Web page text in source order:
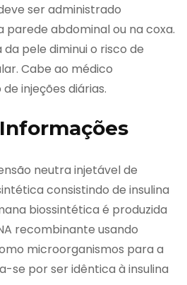
ser administrado
abdominal ou na coxa.
pele diminui o risco de
Cabe ao médico
injeções diárias.
neutra injetável de
consistindo de insulina
biossintética é produzida
recombinante usando
microorganismos para a
se por ser idêntica à insulina